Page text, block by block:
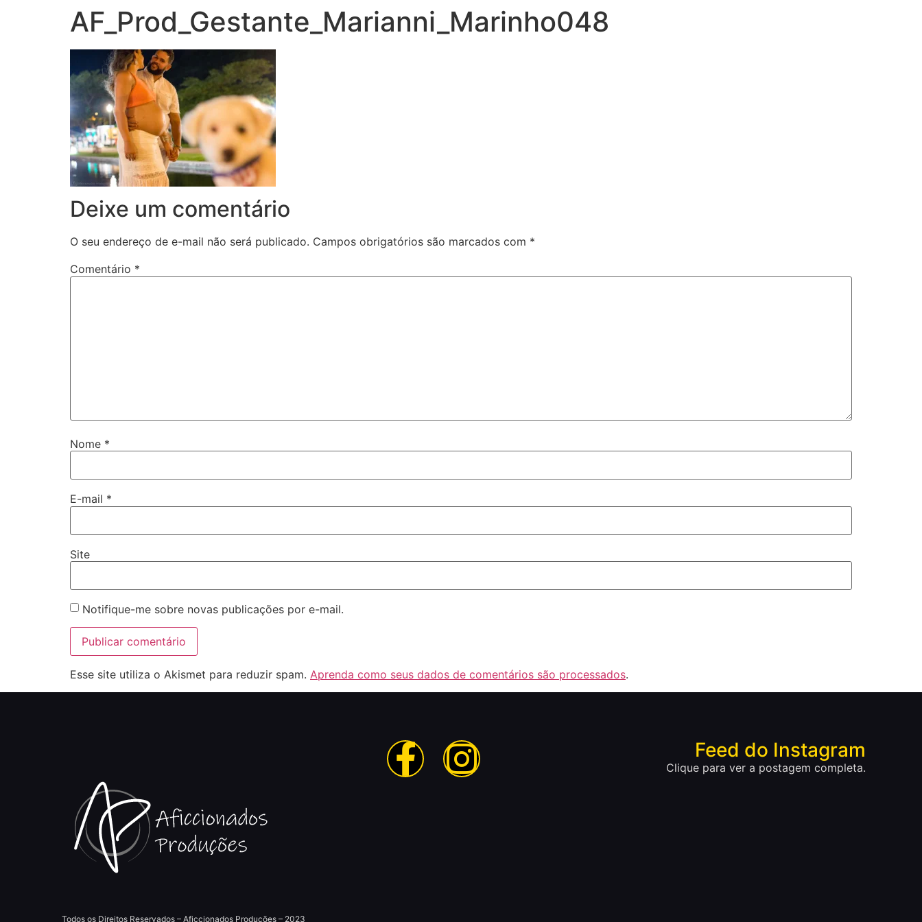
AF_Prod_Gestante_Marianni_Marinho048
Deixe um comentário
O seu endereço de e-mail não será publicado. Campos obrigatórios são marcados com *
Comentário *
Nome *
E-mail *
Site
Notifique-me sobre novas publicações por e-mail.
Esse site utiliza o Akismet para reduzir spam. Aprenda como seus dados de comentários são processados.
Todos os Direitos Reservados – Aficcionados Produções – 2023
Feed do Instagram
Clique para ver a postagem completa.